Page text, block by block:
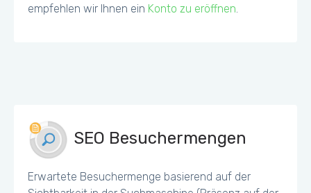
empfehlen wir Ihnen ein Konto zu eröffnen.
SEO Besuchermengen
Erwartete Besuchermenge basierend auf der